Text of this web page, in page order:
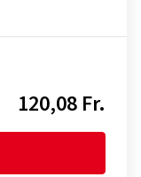
120,08 Fr.